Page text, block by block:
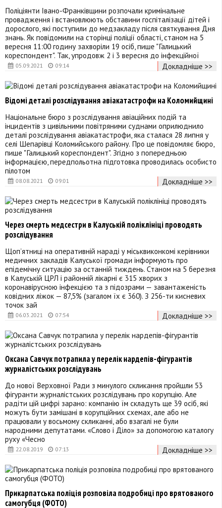
05.09.2021 09:14
Поліціянти Івано-Франківщини розпочали кримінальне
провадження і встановлюють обставини госпіталізації дітей і
дорослого, які поступили до медзакладу після святкування Дня
знань. Як повідомили на сторінці поліції області, станом на 5
вересня 11:00 годину захворіли 19 осіб, пише "Галицький
кореспондент". Так, упродовж 2 і 3 вересня до інфекційної
Докладніше >>
08.08.2021 09:01
Відомі деталі розслідування авіакатастрофи на Коломийщині
Національне бюро з розслідування авіаційних подій та
інцидентів з цивільними повітряними суднами оприлюднило
деталі розслідування авіакатастрофи, яка сталася 28 липня у
селі Шепарівці Коломийського району. Про це повідомляє бюро,
пише "Галицький кореспондент". Згідно з попередньою
інформацією, передпольотна підготовка проводилась особисто
пілотом
Докладніше >>
06.03.2021 07:54
Через смерть медсестри в Калуській поліклініці проводять
розслідування
Щоп’ятниці на оперативній нараді у міськвиконкомі керівники
медичних закладів Калуської громади інформують про
епідемічну ситуацію за останній тиждень. Станом на 5 березня
в Калуській ЦРЛ і районній лікарні є 315 хворих з
коронавірусною інфекцією та з підозрами — завантаженість
ковідних ліжок — 87,5% (загалом їх є 360). З 256-ти кисневих
точок зай
Докладніше >>
22.08.2019 07:13
Оксана Савчук потрапила у перелік нардепів-фігурантів
журналістських розслідувань
До нової Верховної Ради з минулого скликання пройшли 53
фігуранти журналістських розслідувань про корупцію. Але
радіти цій цифрі зарано: компанію їм складуть ще 39 осіб, які
можуть бути замішані в корупційних схемах, але або не
працювали у восьмому скликанні, або взагалі не були
народними депутатами. «Слово і Діло» за допомогою каталогу
руху «Чесно
Докладніше >>
Прикарпатська поліція розповіла подробиці про врятованого
самогубця (ФОТО)